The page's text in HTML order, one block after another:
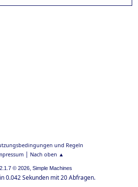
und Regeln
| Nach oben ▲
© 2026, Simple Machines
0.042 Sekunden mit 20 Abfragen.